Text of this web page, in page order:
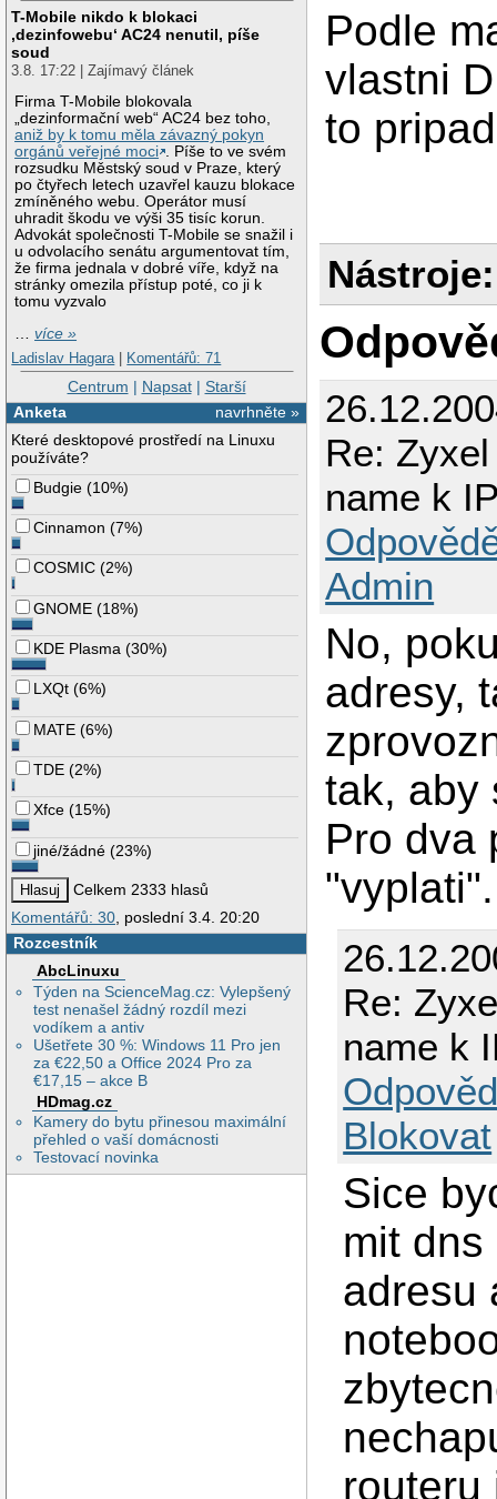
T-Mobile nikdo k blokaci
‚dezinfowebu‘ AC24 nenutil, píše
soud
3.8. 17:22 | Zajímavý článek
Firma T-Mobile blokovala
„dezinformační web“ AC24 bez toho,
aniž by k tomu měla závazný pokyn
orgánů veřejné moci . Píše to ve svém
rozsudku Městský soud v Praze, který
po čtyřech letech uzavřel kauzu blokace
zmíněného webu. Operátor musí
uhradit škodu ve výši 35 tisíc korun.
Advokát společnosti T-Mobile se snažil i
u odvolacího senátu argumentovat tím,
že firma jednala v dobré víře, když na
stránky omezila přístup poté, co ji k
tomu vyzvalo
…více »
Ladislav Hagara | Komentářů: 71
Centrum | Napsat| Starší
navrhněte »
Anketa
Které desktopové prostředí na Linuxu
používáte?
Budgie (10%)
Cinnamon (7%)
COSMIC (2%)
GNOME (18%)
KDE Plasma (30%)
LXQt (6%)
MATE (6%)
TDE (2%)
Xfce (15%)
jiné/žádné (23%)
Celkem 2333 hlasů
Komentářů: 30, poslední 3.4. 20:20
Rozcestník
AbcLinuxu
Týden na ScienceMag.cz: Vylepšený
test nenašel žádný rozdíl mezi
vodíkem a antiv
Ušetřete 30 %: Windows 11 Pro jen
za €22,50 a Office 2024 Pro za
€17,15 – akce B
HDmag.cz
Kamery do bytu přinesou maximální
přehled o vaší domácnosti
Testovací novinka
Podle
vlastni
to
Nástroje:
Re:
name k
Admin
No,
adresy,
tak, aby
Pro dva
"vyplati".
Re:
name k
Blokovat
Sice
mit
adresu
routeru